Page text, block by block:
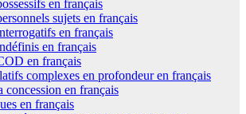
en français
sujets en français
en français
en français
en français
complexes en profondeur en français
concession en français
en français